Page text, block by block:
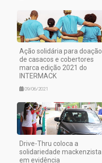
Ação solidária para doação
de casacos e cobertores
marca edição 2021 do
INTERMACK
09/06/2021
Drive-Thru coloca a
solidariedade mackenzista
em evidência